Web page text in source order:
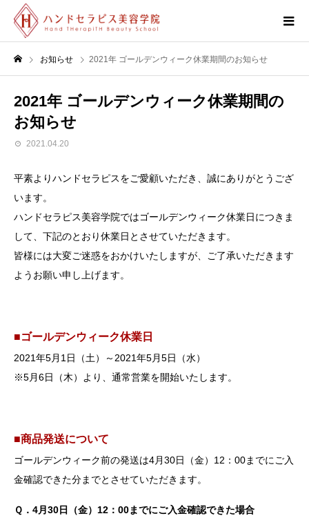
お知らせ 2021年 ゴールデンウィーク休業期間のお知らせ
2021年 ゴールデンウィーク休業期間の
お知らせ
2021.04.20
平素よりハンドセラピスをご愛顧いただき、誠にありがとうござ
います。
ハンドセラピス美容学院ではゴールデンウィーク休業日につきま
して、下記のとおり休業日とさせていただきます。
皆様には大変ご迷惑をおかけいたしますが、ご了承いただきます
ようお願い申し上げます。
■ゴールデンウィーク休業日
2021年5月1日（土）～2021年5月5日（水）
※5月6日（木）より、通常営業を開始いたします。
■商品発送について
ゴールデンウィーク前の発送は4月30日（金）12：00までにご入
金確認できた分までとさせていただきます。
Ｑ．4月30日（金）12：00までにご入金確認できた場合